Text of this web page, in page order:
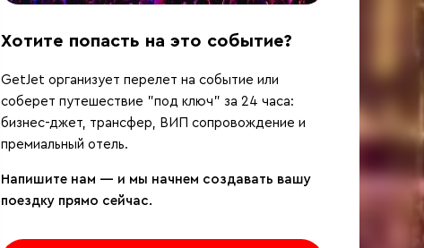
Хотите попасть на это событие?
GetJet организует перелет на событие или
соберет путешествие "под ключ" за 24 часа:
бизнес-джет, трансфер, ВИП сопровождение и
премиальный отель.
Напишите нам — и мы начнем создавать вашу
поездку прямо сейчас.